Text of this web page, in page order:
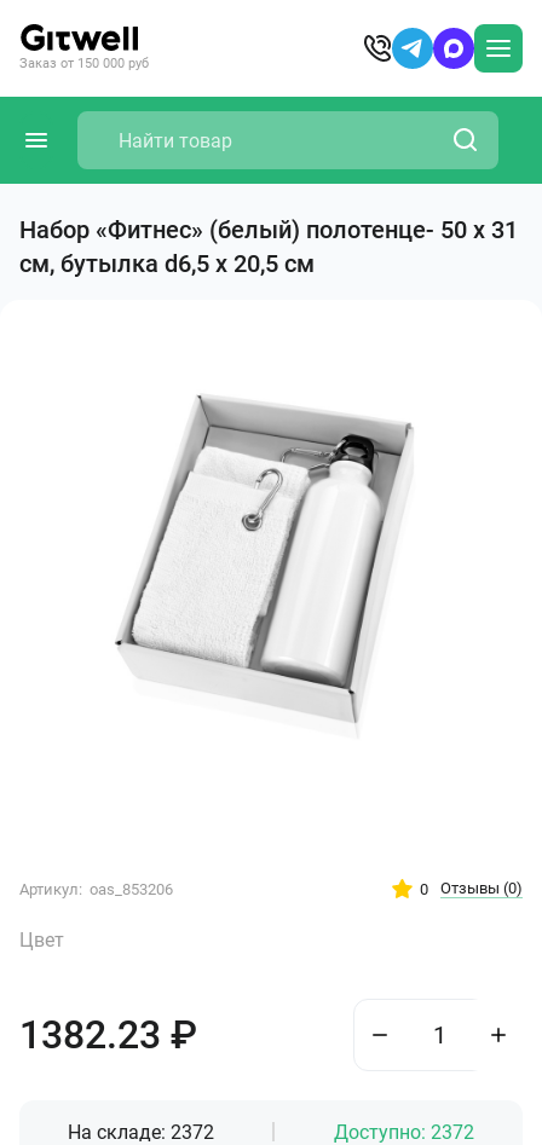
Заказ от 150 000 руб
Набор «Фитнес» (белый) полотенце- 50 х 31
см, бутылка d6,5 х 20,5 см
Артикул: oas_853206 0 Отзывы (0)
Цвет
1382.23 ₽
На складе:2372 Доступно: 2372